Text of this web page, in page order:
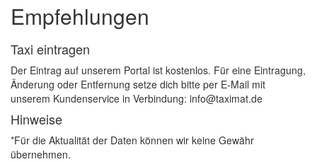
Empfehlungen
Taxi eintragen
Der Eintrag auf unserem Portal ist kostenlos. Für eine Eintragung,
Änderung oder Entfernung setze dich bitte per E-Mail mit
unserem Kundenservice in Verbindung: info@taximat.de
Hinweise
*Für die Aktualität der Daten können wir keine Gewähr
übernehmen.